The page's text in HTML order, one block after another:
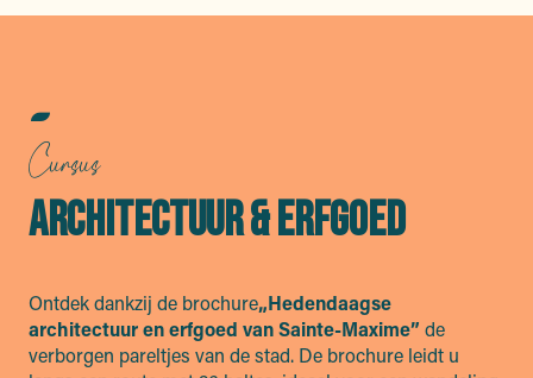
Cursus
ARCHITECTUUR & ERFGOED
Ontdek dankzij de brochure„Hedendaagse
architectuur en erfgoed van Sainte-Maxime” de
verborgen pareltjes van de stad. De brochure leidt u